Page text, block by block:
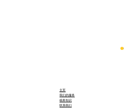
主页
我们的服务
税务知识
联系我们